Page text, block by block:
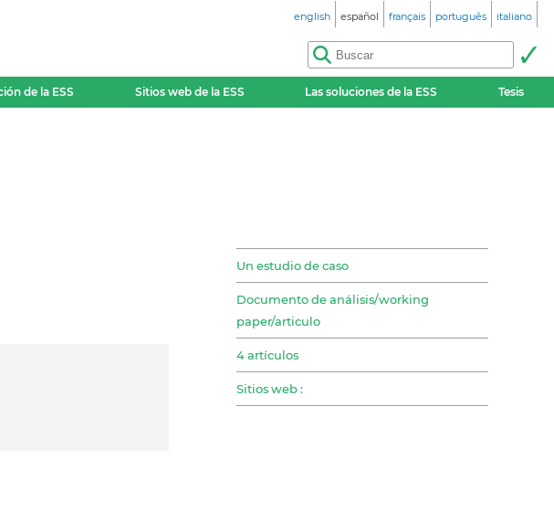
english español français português italiano
de la ESS Sitios web de la ESS Las soluciones de la ESS Tesis
Un estudio de caso
Documento de análisis/working
paper/articulo
4 artículos
Sitios web :